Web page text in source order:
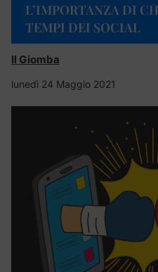
L’IMPORTANZA DI
TEMPI DEI SOCIAL
Il Giomba
lunedì 24 Maggio 2021